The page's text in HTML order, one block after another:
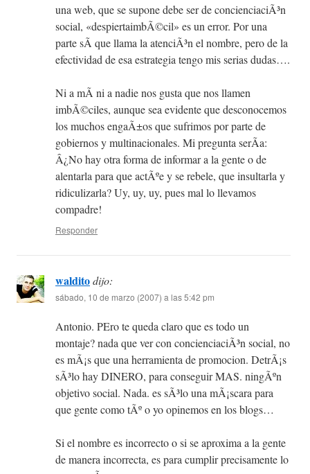
una web, que se supone debe ser de concienciaciÃ³n
social, «despiertaimbÃ©cil» es un error. Por una
parte sÃ­ que llama la atenciÃ³n el nombre, pero de la
efectividad de esa estrategia tengo mis serias dudas….
Ni a mÃ­ ni a nadie nos gusta que nos llamen
imbÃ©ciles, aunque sea evidente que desconocemos
los muchos engaÃ±os que sufrimos por parte de
gobiernos y multinacionales. Mi pregunta serÃ­a:
Â¿No hay otra forma de informar a la gente o de
alentarla para que actÃºe y se rebele, que insultarla y
ridiculizarla? Uy, uy, uy, pues mal lo llevamos
compadre!
Responder
walditodijo:
sábado, 10 de marzo (2007) a las 5:42 pm
Antonio. PEro te queda claro que es todo un
montaje? nada que ver con concienciaciÃ³n social, no
es mÃ¡s que una herramienta de promocion. DetrÃ¡s
sÃ³lo hay DINERO, para conseguir MAS. ningÃºn
objetivo social. Nada. es sÃ³lo una mÃ¡scara para
que gente como tÃº o yo opinemos en los blogs…
Si el nombre es incorrecto o si se aproxima a la gente
de manera incorrecta, es para cumplir precisamente lo